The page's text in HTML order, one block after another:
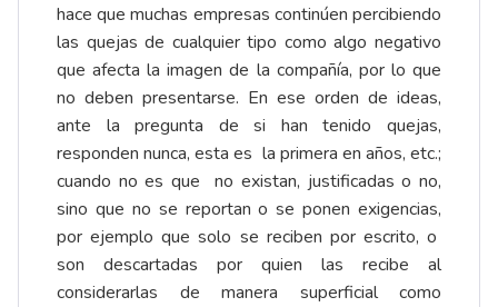
hace que muchas empresas continúen percibiendo
las quejas de cualquier tipo como algo negativo
que afecta la imagen de la compañía, por lo que
no deben presentarse. En ese orden de ideas,
ante la pregunta de si han tenido quejas,
responden nunca, esta es la primera en años, etc.;
cuando no es que no existan, justificadas o no,
sino que no se reportan o se ponen exigencias,
por ejemplo que solo se reciben por escrito, o
son descartadas por quien las recibe al
considerarlas de manera superficial como